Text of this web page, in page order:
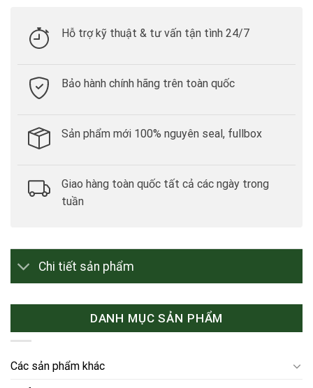
Hỗ trợ kỹ thuật & tư vấn tận tình 24/7
Bảo hành chính hãng trên toàn quốc
Sản phẩm mới 100% nguyên seal, fullbox
Giao hàng toàn quốc tất cả các ngày trong
tuần
Chi tiết sản phẩm
DANH MỤC SẢN PHẨM
Các sản phẩm khác